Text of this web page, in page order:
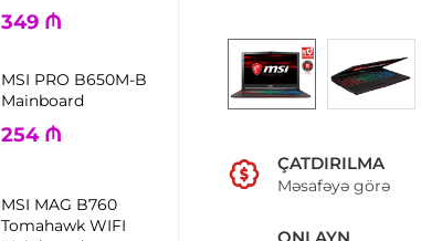
349 ₼
MSI PRO B650M-B
Mainboard
254 ₼
MSI MAG B760
Tomahawk WIFI
ÇATDIRILMA
Məsafəyə görə